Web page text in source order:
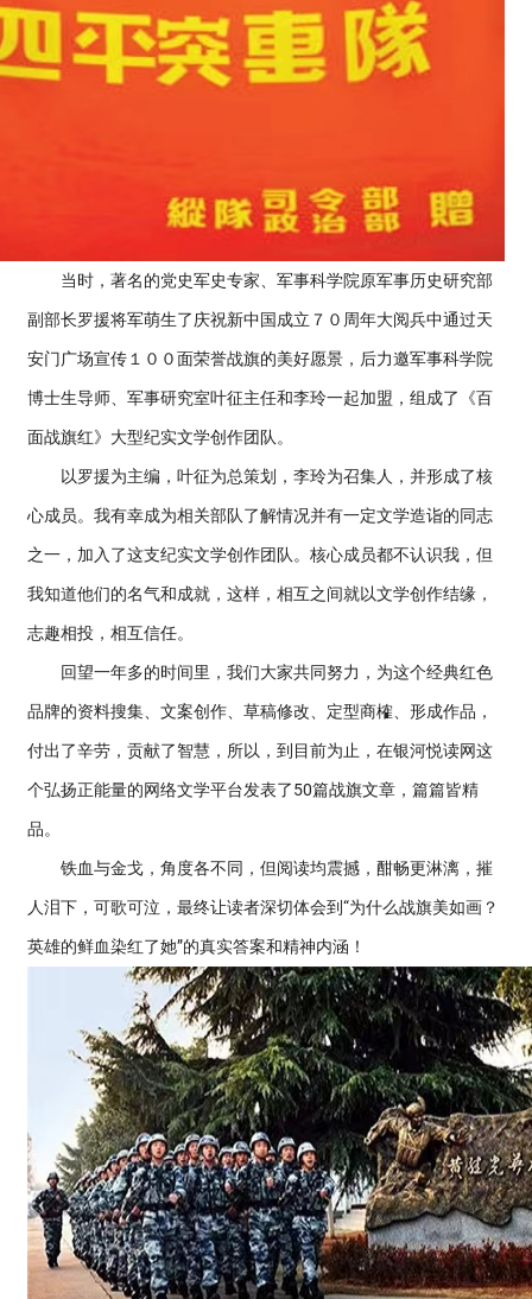
当时，著名的党史军史专家、军事科学院原军事历史研究部
副部长罗援将军萌生了庆祝新中国成立７０周年大阅兵中通过天
安门广场宣传１００面荣誉战旗的美好愿景，后力邀军事科学院
博士生导师、军事研究室叶征主任和李玲一起加盟，组成了《百
面战旗红》大型纪实文学创作团队。
以罗援为主编，叶征为总策划，李玲为召集人，并形成了核
心成员。我有幸成为相关部队了解情况并有一定文学造诣的同志
之一，加入了这支纪实文学创作团队。核心成员都不认识我，但
我知道他们的名气和成就，这样，相互之间就以文学创作结缘，
志趣相投，相互信任。
回望一年多的时间里，我们大家共同努力，为这个经典红色
品牌的资料搜集、文案创作、草稿修改、定型商榷、形成作品，
付出了辛劳，贡献了智慧，所以，到目前为止，在银河悦读网这
个弘扬正能量的网络文学平台发表了50篇战旗文章，篇篇皆精
品。
铁血与金戈，角度各不同，但阅读均震撼，酣畅更淋漓，摧
人泪下，可歌可泣，最终让读者深切体会到“为什么战旗美如画？
英雄的鲜血染红了她”的真实答案和精神内涵！